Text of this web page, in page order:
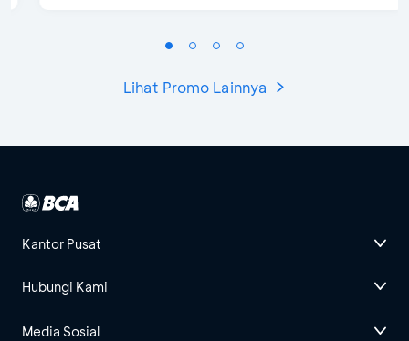
Lihat Promo Lainnya
Kantor Pusat
Hubungi Kami
Media Sosial